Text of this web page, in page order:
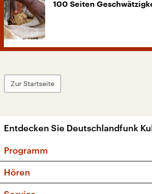
100 Seiten
Zur Startseite
Entdecken Sie Deutschlandfunk
Programm
Sendungen und Podcasts
Hören